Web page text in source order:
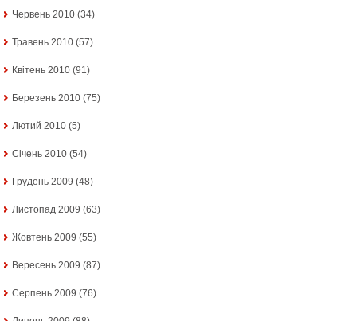
Червень 2010 (34)
Травень 2010 (57)
Квітень 2010 (91)
Березень 2010 (75)
Лютий 2010 (5)
Січень 2010 (54)
Грудень 2009 (48)
Листопад 2009 (63)
Жовтень 2009 (55)
Вересень 2009 (87)
Серпень 2009 (76)